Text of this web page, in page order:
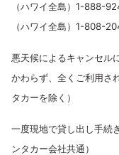
（ハワイ全島）1-888-
（ハワイ全島）1-808-
悪天候によるキャンセル
かわらず、全くご利用さ
タカーを除く）
一度現地で貸し出し手続
ンタカー会社共通）